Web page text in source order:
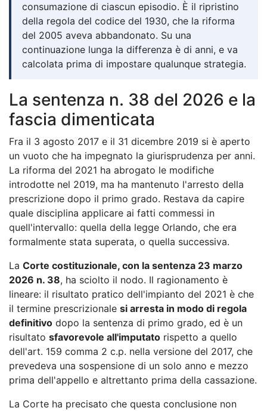
consumazione di ciascun episodio. È il ripristino
della regola del codice del 1930, che la riforma
del 2005 aveva abbandonato. Su una
continuazione lunga la differenza è di anni, e va
calcolata prima di impostare qualunque strategia.
La sentenza n. 38 del 2026 e la
fascia dimenticata
Fra il 3 agosto 2017 e il 31 dicembre 2019 si è aperto
un vuoto che ha impegnato la giurisprudenza per anni.
La riforma del 2021 ha abrogato le modifiche
introdotte nel 2019, ma ha mantenuto l'arresto della
prescrizione dopo il primo grado. Restava da capire
quale disciplina applicare ai fatti commessi in
quell'intervallo: quella della legge Orlando, che era
formalmente stata superata, o quella successiva.
La Corte costituzionale, con la sentenza 23 marzo
2026 n. 38, ha sciolto il nodo. Il ragionamento è
lineare: il risultato pratico dell'impianto del 2021 è che
il termine prescrizionale si arresta in modo di regola
definitivo dopo la sentenza di primo grado, ed è un
risultato sfavorevole all'imputato rispetto a quello
dell'art. 159 comma 2 c.p. nella versione del 2017, che
prevedeva una sospensione di un solo anno e mezzo
prima dell'appello e altrettanto prima della cassazione.
La Corte ha precisato che questa conclusione non